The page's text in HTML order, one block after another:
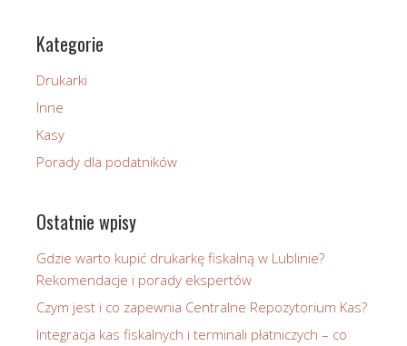
Kategorie
Drukarki
Inne
Kasy
Porady dla podatników
Ostatnie wpisy
Gdzie warto kupić drukarkę fiskalną w Lublinie?
Rekomendacje i porady ekspertów
Czym jest i co zapewnia Centralne Repozytorium Kas?
Integracja kas fiskalnych i terminali płatniczych – co